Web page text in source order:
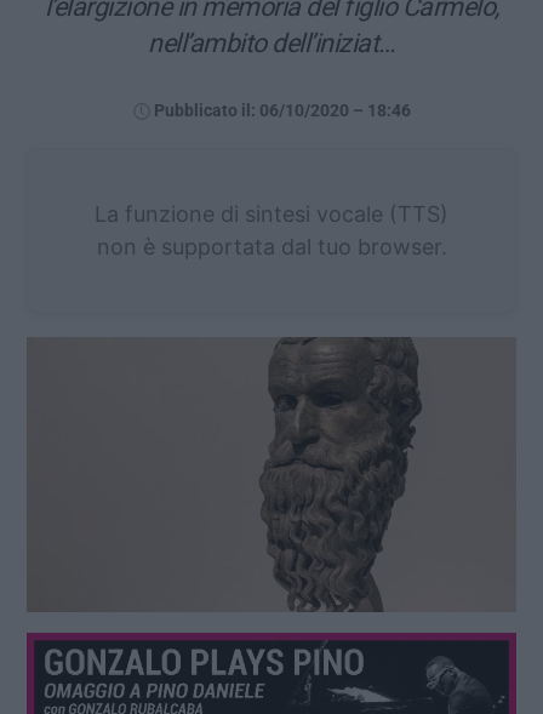
l’elargizione in memoria del figlio Carmelo,
nell’ambito dell’iniziat…
Pubblicato il: 06/10/2020 – 18:46
La funzione di sintesi vocale (TTS)
non è supportata dal tuo browser.